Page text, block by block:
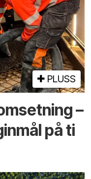
PLUSS
–
på ti